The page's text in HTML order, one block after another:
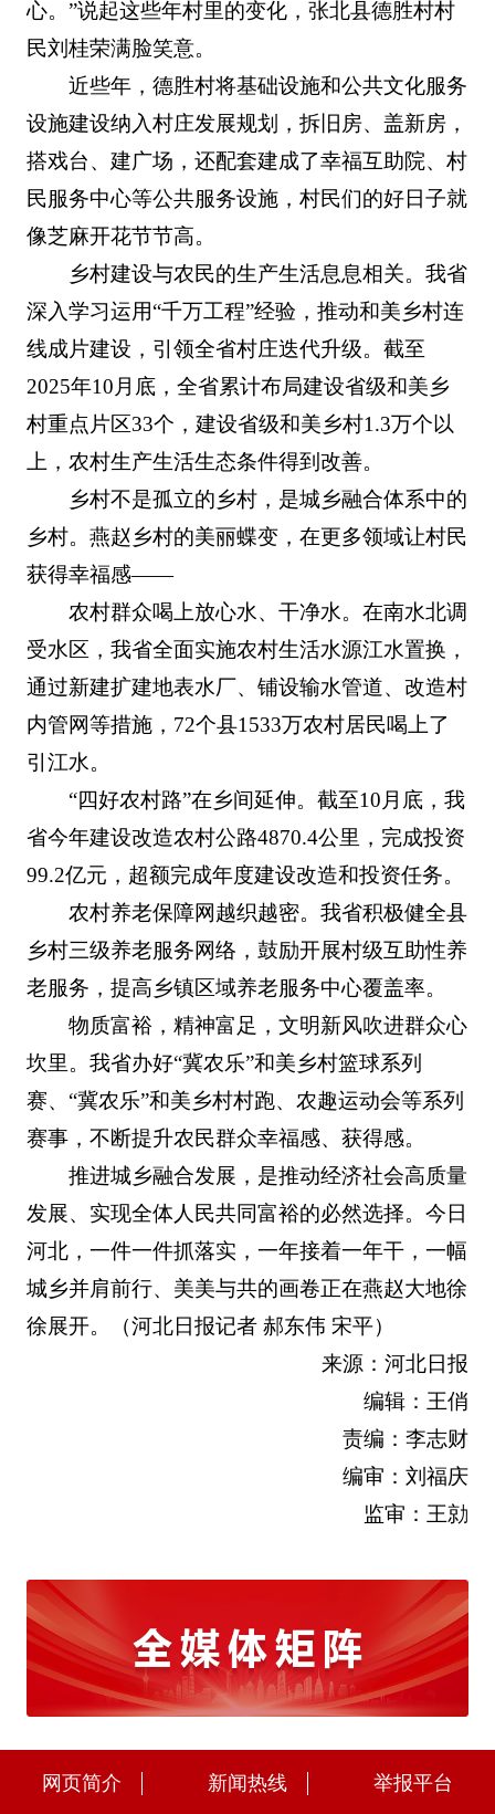
心。”说起这些年村里的变化，张北县德胜村村
民刘桂荣满脸笑意。
近些年，德胜村将基础设施和公共文化服务
设施建设纳入村庄发展规划，拆旧房、盖新房，
搭戏台、建广场，还配套建成了幸福互助院、村
民服务中心等公共服务设施，村民们的好日子就
像芝麻开花节节高。
乡村建设与农民的生产生活息息相关。我省
深入学习运用“千万工程”经验，推动和美乡村连
线成片建设，引领全省村庄迭代升级。截至
2025年10月底，全省累计布局建设省级和美乡
村重点片区33个，建设省级和美乡村1.3万个以
上，农村生产生活生态条件得到改善。
乡村不是孤立的乡村，是城乡融合体系中的
乡村。燕赵乡村的美丽蝶变，在更多领域让村民
获得幸福感——
农村群众喝上放心水、干净水。在南水北调
受水区，我省全面实施农村生活水源江水置换，
通过新建扩建地表水厂、铺设输水管道、改造村
内管网等措施，72个县1533万农村居民喝上了
引江水。
“四好农村路”在乡间延伸。截至10月底，我
省今年建设改造农村公路4870.4公里，完成投资
99.2亿元，超额完成年度建设改造和投资任务。
农村养老保障网越织越密。我省积极健全县
乡村三级养老服务网络，鼓励开展村级互助性养
老服务，提高乡镇区域养老服务中心覆盖率。
物质富裕，精神富足，文明新风吹进群众心
坎里。我省办好“冀农乐”和美乡村篮球系列
赛、“冀农乐”和美乡村村跑、农趣运动会等系列
赛事，不断提升农民群众幸福感、获得感。
推进城乡融合发展，是推动经济社会高质量
发展、实现全体人民共同富裕的必然选择。今日
河北，一件一件抓落实，一年接着一年干，一幅
城乡并肩前行、美美与共的画卷正在燕赵大地徐
徐展开。（河北日报记者 郝东伟 宋平）
来源：河北日报
编辑：王俏
责编：李志财
编审：刘福庆
监审：王勍
网页简介 新闻热线 举报平台